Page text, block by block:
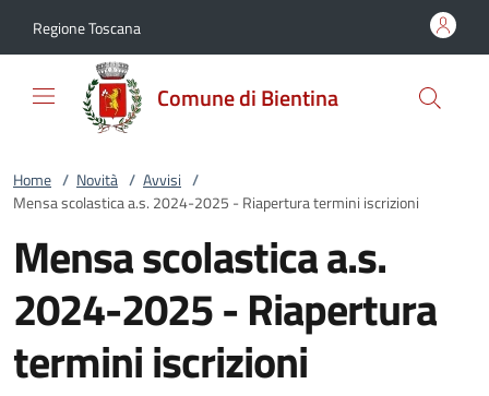
Regione Toscana
Comune di Bientina
Home / Novità / Avvisi /
Mensa scolastica a.s. 2024-2025 - Riapertura termini iscrizioni
Mensa scolastica a.s.
2024-2025 - Riapertura
termini iscrizioni